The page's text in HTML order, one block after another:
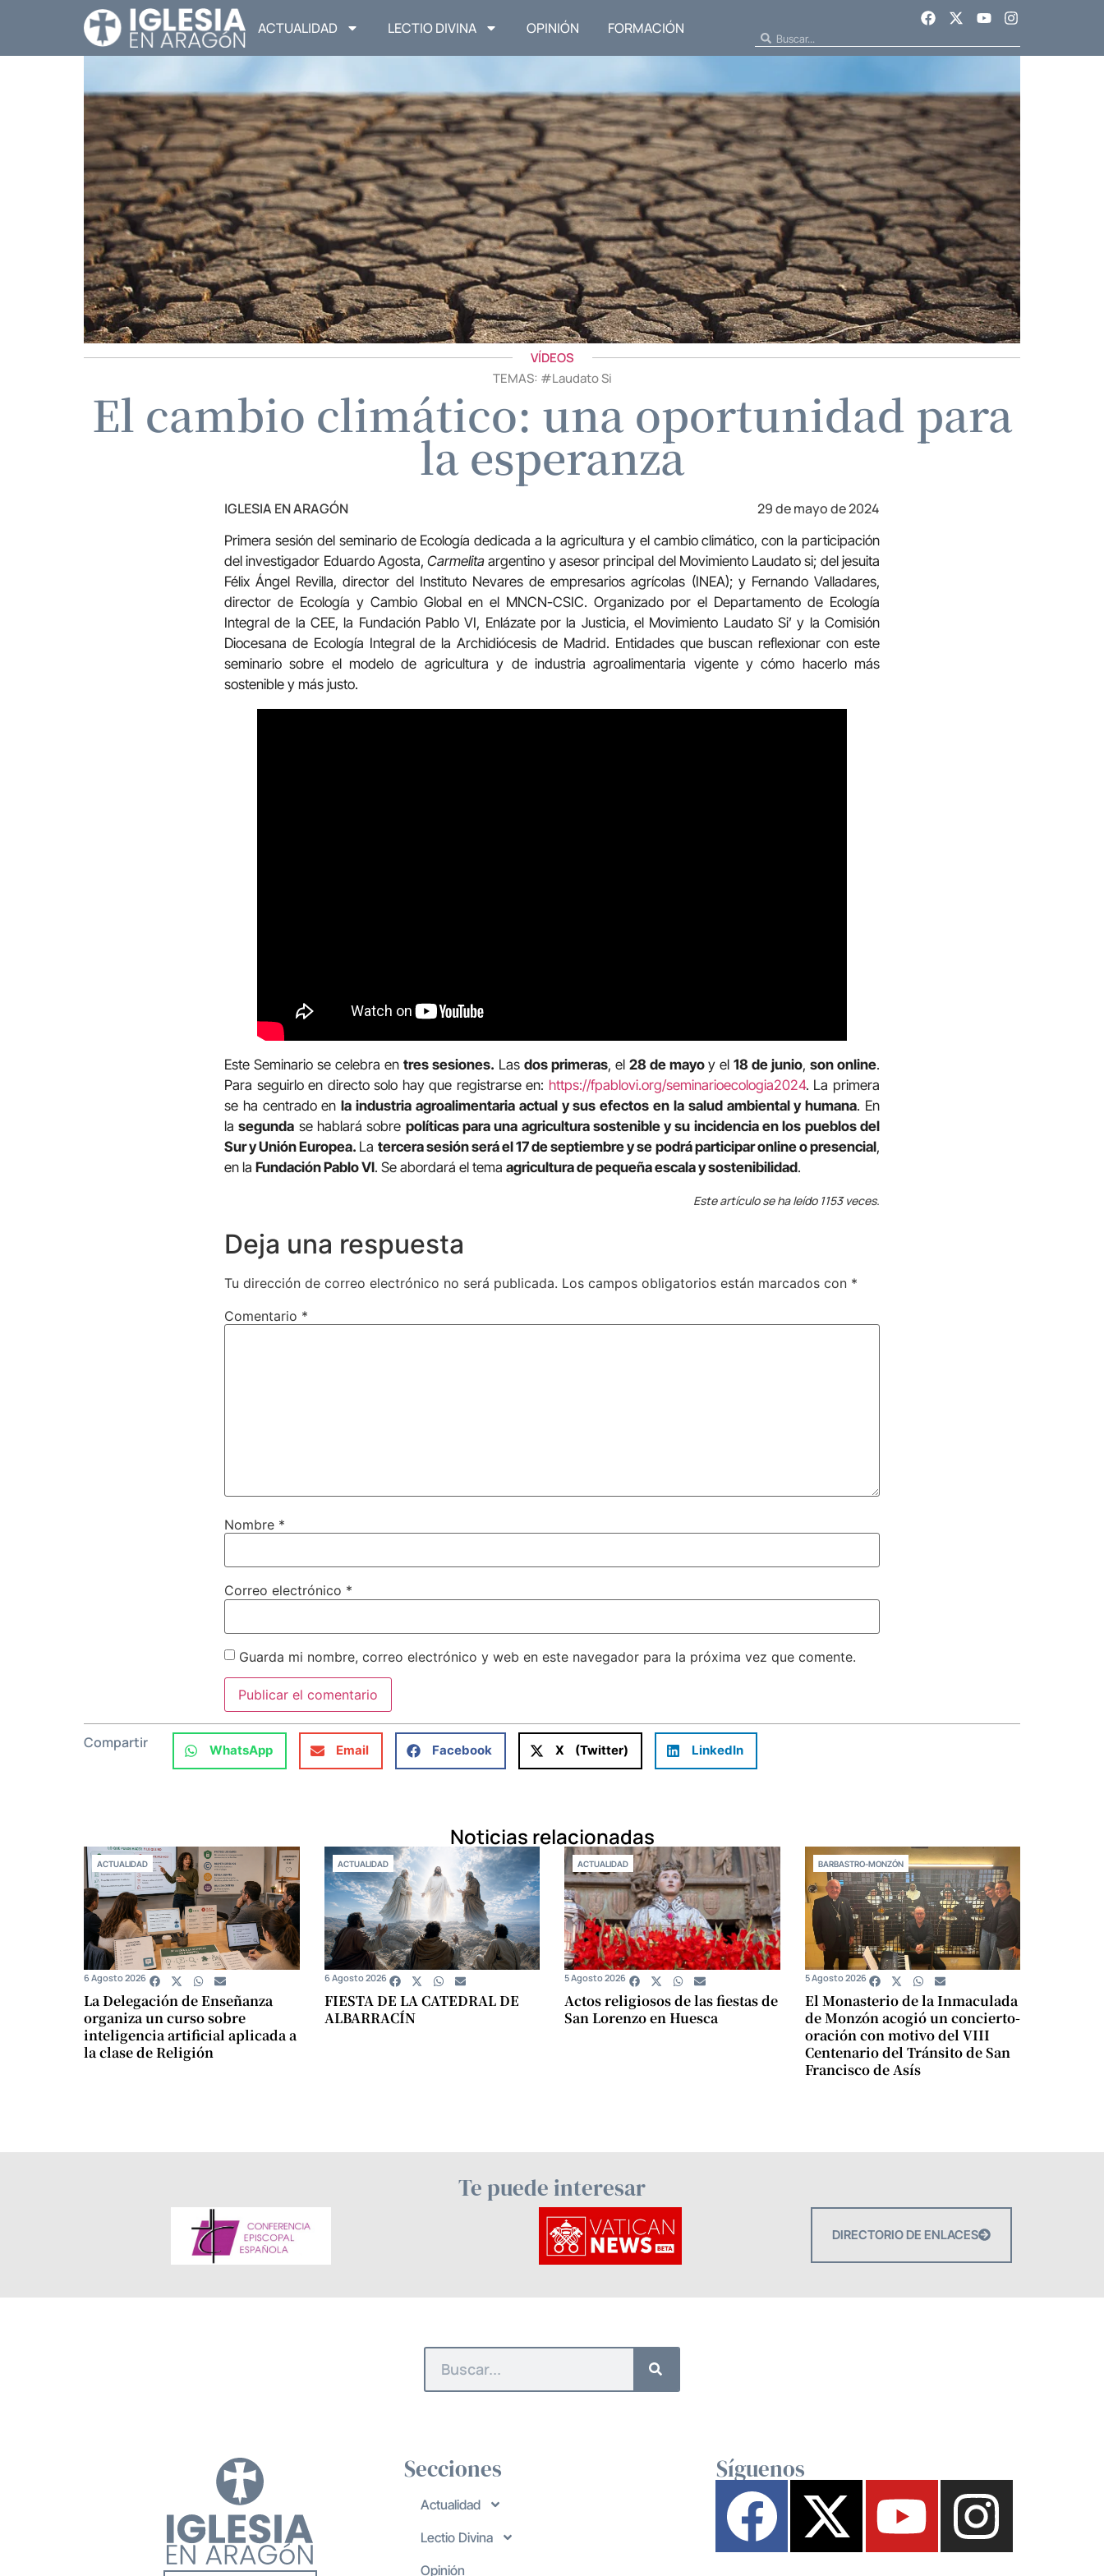
ACTUALIDAD LECTIO DIVINA OPINIÓN FORMACIÓN
VÍDEOS
TEMAS: #Laudato Si
El cambio climático: una oportunidad para
la esperanza
IGLESIA EN ARAGÓN 29 de mayo de 2024
Primera sesión del seminario de Ecología dedicada a la agricultura y el cambio climático, con la participación
del investigador Eduardo Agosta,Carmelita argentino y asesor principal del Movimiento Laudato si; del jesuita
Félix Ángel Revilla, director del Instituto Nevares de empresarios agrícolas (INEA); y Fernando Valladares,
director de Ecología y Cambio Global en el MNCN-CSIC. Organizado por el Departamento de Ecología
Integral de la CEE, la Fundación Pablo VI, Enlázate por la Justicia, el Movimiento Laudato Si’ y la Comisión
Diocesana de Ecología Integral de la Archidiócesis de Madrid. Entidades que buscan reflexionar con este
seminario sobre el modelo de agricultura y de industria agroalimentaria vigente y cómo hacerlo más
sostenible y más justo.
Este Seminario se celebra en tres sesiones. Las dos primeras, el 28 de mayo y el 18 de junio, son online.
Para seguirlo en directo solo hay que registrarse en: https://fpablovi.org/seminarioecologia2024. La primera
se ha centrado enla industria agroalimentaria actual y sus efectos en la salud ambiental y humana. En
lasegunda se hablará sobre políticas para una agricultura sostenible y su incidencia en los pueblos del
Sur y Unión Europea. La tercera sesión será el 17 de septiembre y se podrá participar online o presencial,
en la Fundación Pablo VI. Se abordará el tema agricultura de pequeña escala y sostenibilidad.
Este artículo se ha leído 1153 veces.
Deja una respuesta
Tu dirección de correo electrónico no será publicada. Los campos obligatorios están marcados con *
Comentario *
Nombre *
Correo electrónico *
Guarda mi nombre, correo electrónico y web en este navegador para la próxima vez que comente.
Compartir WhatsApp Email Facebook X (Twitter) LinkedIn
Noticias relacionadas
ACTUALIDAD
La Delegación de Enseñanza
organiza un curso sobre
inteligencia artificial aplicada a
la clase de Religión
6 Agosto 2026
ACTUALIDAD
FIESTA DE LA CATEDRAL DE
ALBARRACÍN
6 Agosto 2026
ACTUALIDAD
Actos religiosos de las fiestas de
San Lorenzo en Huesca
5 Agosto 2026
BARBASTRO-MONZÓN
El Monasterio de la Inmaculada
de Monzón acogió un concierto-
oración con motivo del VIII
Centenario del Tránsito de San
Francisco de Asís
5 Agosto 2026
Te puede interesar
DIRECTORIO DE ENLACES
Secciones
Actualidad
Lectio Divina
Opinión
Síguenos